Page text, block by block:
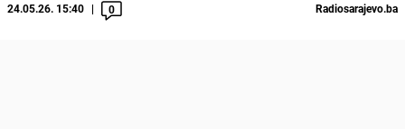
24.05.26. 15:40 0 Radiosarajevo.ba